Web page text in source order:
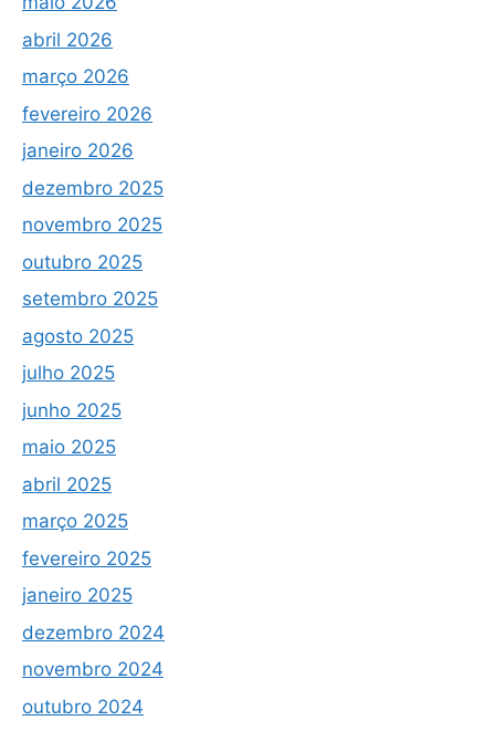
abril 2026
março 2026
fevereiro 2026
janeiro 2026
dezembro 2025
novembro 2025
outubro 2025
setembro 2025
agosto 2025
julho 2025
junho 2025
maio 2025
abril 2025
março 2025
fevereiro 2025
janeiro 2025
dezembro 2024
novembro 2024
outubro 2024